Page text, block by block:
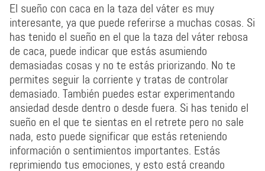
El sueño con caca en la taza del váter es muy
interesante, ya que puede referirse a muchas cosas. Si
has tenido el sueño en el que la taza del váter rebosa
de caca, puede indicar que estás asumiendo
demasiadas cosas y no te estás priorizando. No te
permites seguir la corriente y tratas de controlar
demasiado. También puedes estar experimentando
ansiedad desde dentro o desde fuera. Si has tenido el
sueño en el que te sientas en el retrete pero no sale
nada, esto puede significar que estás reteniendo
información o sentimientos importantes. Estás
reprimiendo tus emociones, y esto está creando